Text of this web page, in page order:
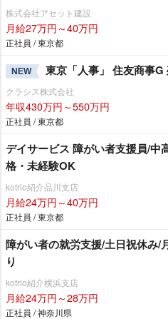
株式会社アセット建設
月給27万円～40万円
正社員 / 東京都
NEW 東京「人事」 住友商事G
クラシス株式会社
年収430万円～550万円
正社員 / 東京都
デイサービス 障がい者支援員/中
格・未経験OK
kotrio紹介品川支店
月給24万円～40万円
正社員 / 東京都
障がい者の就労支援/土日祝休み/
り
kotrio紹介横浜支店
月給24万円～28万円
正社員 / 神奈川県